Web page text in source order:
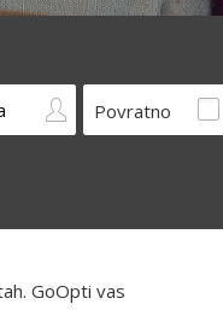
Povratno
GoOpti vas